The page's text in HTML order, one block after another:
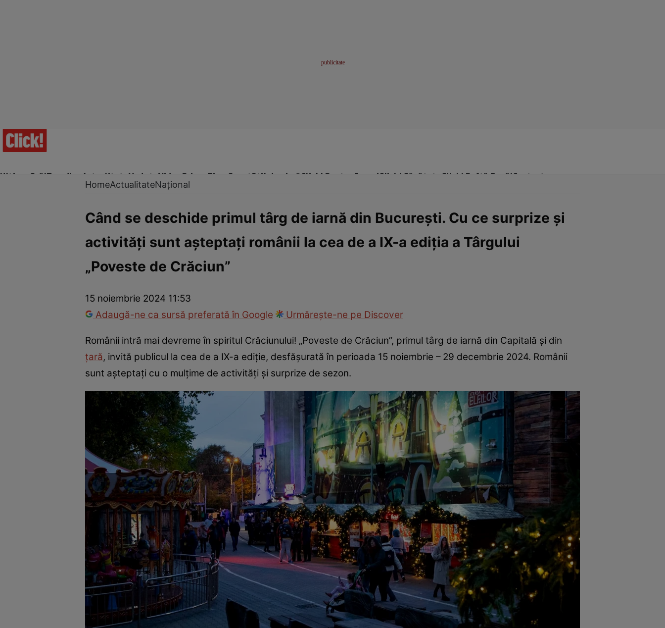
Ultima Oră!Trending Actualitate Vedete Video Prime Time SportStil de viațăClick! Pentru FemeiClick! Sănătate Click! Poftă Bună!Contact
InternaționalFapt divers TehnologieNaționalSport
HomeActualitateNațional
Când se deschide primul târg de iarnă din București. Cu ce surprize și
activități sunt așteptați românii la cea de a IX-a ediția a Târgului
„Poveste de Crăciun”
15 noiembrie 2024 11:53
Adaugă-ne ca sursă preferată în Google
Urmărește-ne pe Discover
Românii intră mai devreme în spiritul Crăciunului! „Poveste de Crăciun”, primul târg de iarnă din Capitală și din
țară, invită publicul la cea de a IX-a ediţie, desfășurată în perioada 15 noiembrie – 29 decembrie 2024. Românii
sunt așteptați cu o mulțime de activități și surprize de sezon.